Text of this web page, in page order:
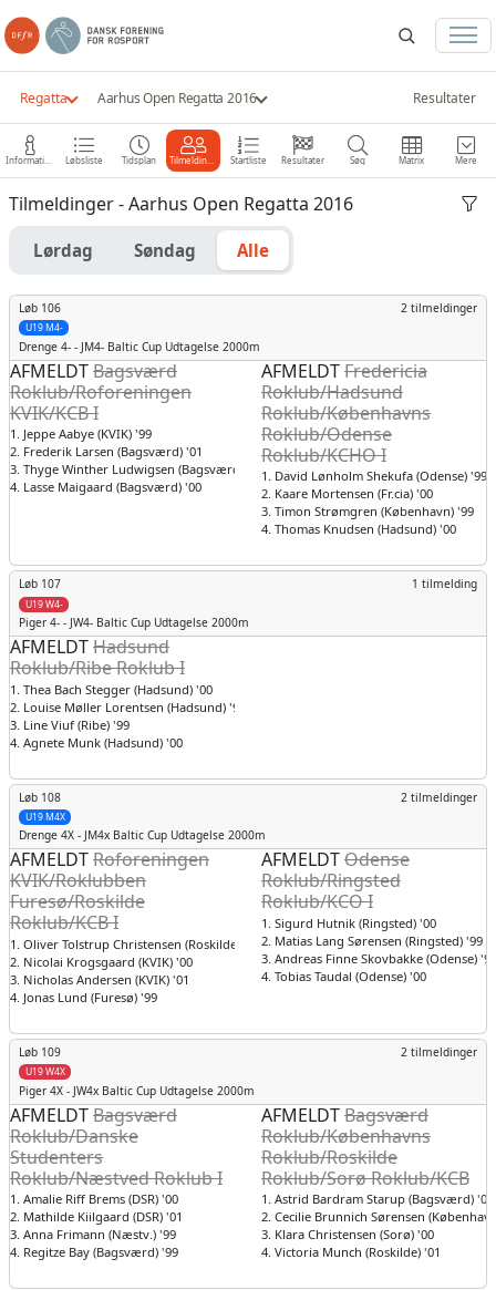
Regatta Aarhus Open Regatta 2016 Resultater
Information Løbsliste Tidsplan Tilmeldinger Startliste Resultater Søg Matrix Mere
Tilmeldinger - Aarhus Open Regatta 2016
Lørdag Søndag Alle
Løb 106 2 tilmeldinger
U19 M4-
Drenge 4- - JM4- Baltic Cup Udtagelse 2000m
AFMELDTBagsværd
Roklub/Roforeningen
KVIK/KCB I
1. Jeppe Aabye (KVIK) '99
2. Frederik Larsen (Bagsværd) '01
3. Thyge Winther Ludwigsen (Bagsværd) '99
4. Lasse Maigaard (Bagsværd) '00
AFMELDTFredericia
Roklub/Hadsund
Roklub/Københavns
Roklub/Odense
Roklub/KCHO I
1. David Lønholm Shekufa (Odense) '99
2. Kaare Mortensen (Fr.cia) '00
3. Timon Strømgren (København) '99
4. Thomas Knudsen (Hadsund) '00
Løb 107 1 tilmelding
U19 W4-
Piger 4- - JW4- Baltic Cup Udtagelse 2000m
AFMELDTHadsund
Roklub/Ribe Roklub I
1. Thea Bach Stegger (Hadsund) '00
2. Louise Møller Lorentsen (Hadsund) '99
3. Line Viuf (Ribe) '99
4. Agnete Munk (Hadsund) '00
Løb 108 2 tilmeldinger
U19 M4X
Drenge 4X - JM4x Baltic Cup Udtagelse 2000m
AFMELDTRoforeningen
KVIK/Roklubben
Furesø/Roskilde
Roklub/KCB I
1. Oliver Tolstrup Christensen (Roskilde) '99
2. Nicolai Krogsgaard (KVIK) '00
3. Nicholas Andersen (KVIK) '01
4. Jonas Lund (Furesø) '99
AFMELDTOdense
Roklub/Ringsted
Roklub/KCO I
1. Sigurd Hutnik (Ringsted) '00
2. Matias Lang Sørensen (Ringsted) '99
3. Andreas Finne Skovbakke (Odense) '99
4. Tobias Taudal (Odense) '00
Løb 109 2 tilmeldinger
U19 W4X
Piger 4X - JW4x Baltic Cup Udtagelse 2000m
AFMELDTBagsværd
Roklub/Danske
Studenters
Roklub/Næstved Roklub I
1. Amalie Riff Brems (DSR) '00
2. Mathilde Kiilgaard (DSR) '01
3. Anna Frimann (Næstv.) '99
4. Regitze Bay (Bagsværd) '99
AFMELDTBagsværd
Roklub/Københavns
Roklub/Roskilde
Roklub/Sorø Roklub/KCB
1. Astrid Bardram Starup (Bagsværd) '00
2. Cecilie Brunnich Sørensen
3. Klara Christensen (Sorø) '00
4. Victoria Munch (Roskilde) '01